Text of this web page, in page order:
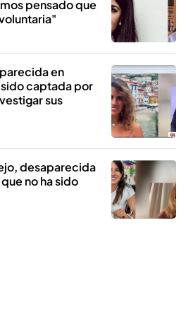
pensado que
en
captada por
sus
desaparecida
no ha sido